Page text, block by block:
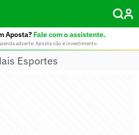
Aposta? Fale com o assistente.
adverte: Aposta não é investimento
Esportes